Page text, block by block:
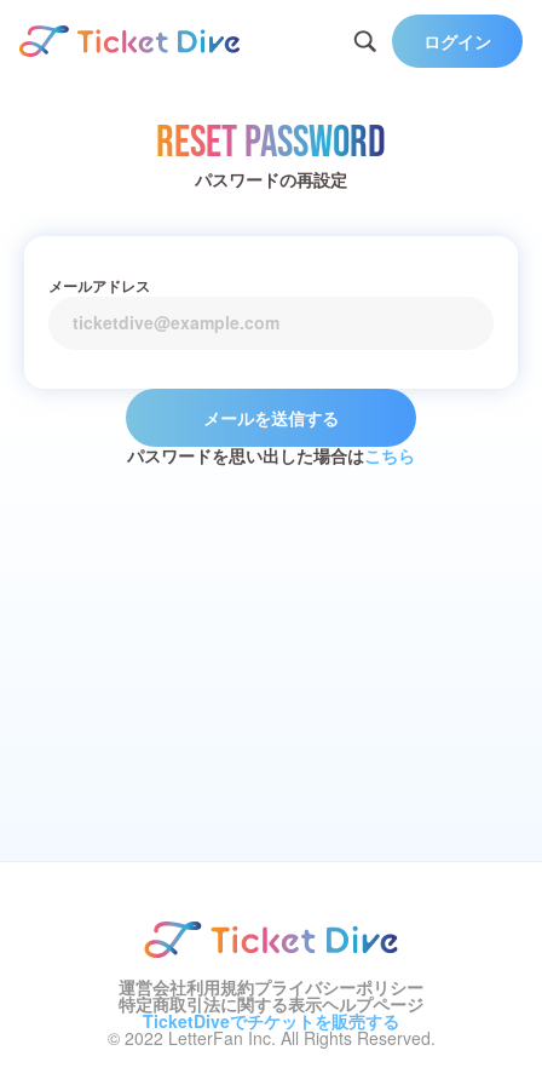
ログイン
Reset Password
パスワードの再設定
メールアドレス
メールを送信する
パスワードを思い出した場合はこちら
運営会社利用規約プライバシーポリシー
特定商取引法に関する表示ヘルプページ
TicketDiveでチケットを販売する
© 2022 LetterFan Inc. All Rights Reserved.